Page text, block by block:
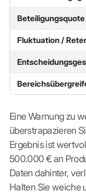
Beteiligungsquote
Fluktuation /
Eine Warnung zu
überstrapazieren
Ergebnis ist
500.000 € an
Daten dahinter,
Halten Sie weiche